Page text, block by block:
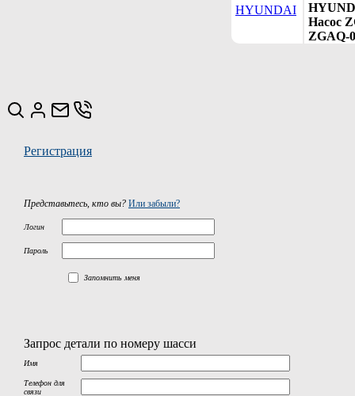
HYUNDAI
Насос
ZGAQ-
Регистрация
Представьтесь, кто вы? Или забыли?
Логин
Пароль
Запомнить меня
Запрос детали по номеру шасси
Имя
Телефон для
связи